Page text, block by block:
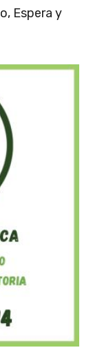
Espera y